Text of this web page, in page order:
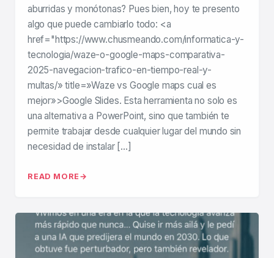
aburridas y monótonas? Pues bien, hoy te presento
algo que puede cambiarlo todo: <a
href="https://www.chusmeando.com/informatica-y-
tecnologia/waze-o-google-maps-comparativa-
2025-navegacion-trafico-en-tiempo-real-y-
multas/» title=»Waze vs Google maps cual es
mejor»>Google Slides. Esta herramienta no solo es
una alternativa a PowerPoint, sino que también te
permite trabajar desde cualquier lugar del mundo sin
necesidad de instalar […]
READ MORE